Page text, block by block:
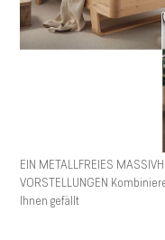
EIN METALLFREIES
VORSTELLUNGEN
Ihnen gefällt